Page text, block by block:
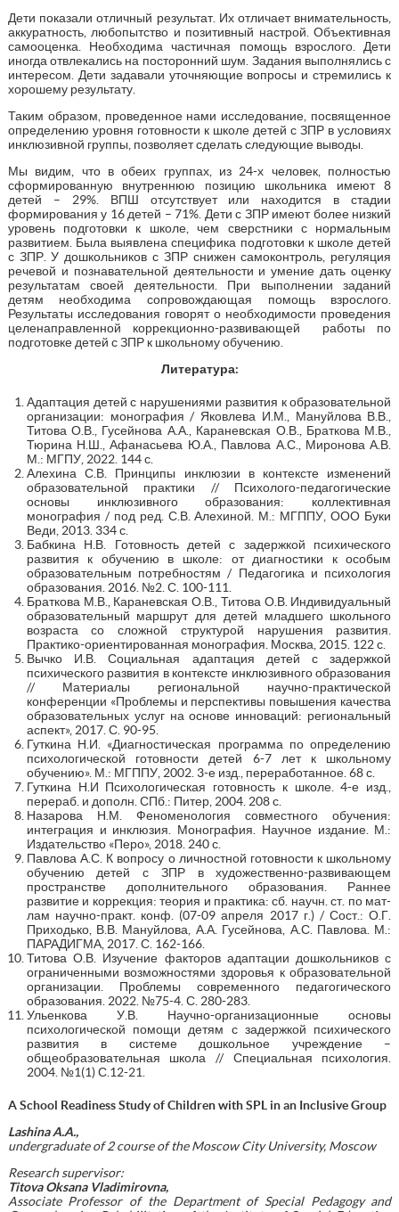
Дети показали отличный результат. Их отличает внимательность,
аккуратность, любопытство и позитивный настрой. Объективная
самооценка. Необходима частичная помощь взрослого. Дети
иногда отвлекались на посторонний шум. Задания выполнялись с
интересом. Дети задавали уточняющие вопросы и стремились к
хорошему результату.
Таким образом, проведенное нами исследование, посвященное
определению уровня готовности к школе детей с ЗПР в условиях
инклюзивной группы, позволяет сделать следующие выводы.
Мы видим, что в обеих группах, из 24-х человек, полностью
сформированную внутреннюю позицию школьника имеют 8
детей – 29%. ВПШ отсутствует или находится в стадии
формирования у 16 детей – 71%. Дети с ЗПР имеют более низкий
уровень подготовки к школе, чем сверстники с нормальным
развитием. Была выявлена специфика подготовки к школе детей
с ЗПР. У дошкольников с ЗПР снижен самоконтроль, регуляция
речевой и познавательной деятельности и умение дать оценку
результатам своей деятельности. При выполнении заданий
детям необходима сопровождающая помощь взрослого.
Результаты исследования говорят о необходимости проведения
целенаправленной коррекционно-развивающей работы по
подготовке детей с ЗПР к школьному обучению.
Литература:
Адаптация детей с нарушениями развития к образовательной
организации: монография / Яковлева И.М., Мануйлова В.В.,
Титова О.В., Гусейнова А.А., Караневская О.В., Браткова М.В.,
Тюрина Н.Ш., Афанасьева Ю.А., Павлова А.С., Миронова А.В.
М.: МГПУ, 2022. 144 с.
Алехина С.В. Принципы инклюзии в контексте изменений
образовательной практики // Психолого-педагогические
основы инклюзивного образования: коллективная
монография / под ред. С.В. Алехиной. М.: МГППУ, ООО Буки
Веди, 2013. 334 с.
Бабкина Н.В. Готовность детей с задержкой психического
развития к обучению в школе: от диагностики к особым
образовательным потребностям / Педагогика и психология
образования. 2016. №2. С. 100-111.
Браткова М.В., Караневская О.В., Титова О.В. Индивидуальный
образовательный маршрут для детей младшего школьного
возраста со сложной структурой нарушения развития.
Практико-ориентированная монография. Москва, 2015. 122 с.
Вычко И.В. Социальная адаптация детей с задержкой
психического развития в контексте инклюзивного образования
// Материалы региональной научно-практической
конференции «Проблемы и перспективы повышения качества
образовательных услуг на основе инноваций: региональный
аспект», 2017. С. 90-95.
Гуткина Н.И. «Диагностическая программа по определению
психологической готовности детей 6-7 лет к школьному
обучению». М.: МГППУ, 2002. 3-е изд., переработанное. 68 с.
Гуткина Н.И Психологическая готовность к школе. 4-е изд.,
перераб. и дополн. СПб.: Питер, 2004. 208 с.
Назарова Н.М. Феноменология совместного обучения:
интеграция и инклюзия. Монография. Научное издание. М.:
Издательство «Перо», 2018. 240 с.
Павлова А.С. К вопросу о личностной готовности к школьному
обучению детей с ЗПР в художественно-развивающем
пространстве дополнительного образования. Раннее
развитие и коррекция: теория и практика: сб. научн. ст. по мат-
лам научно-практ. конф. (07-09 апреля 2017 г.) / Сост.: О.Г.
Приходько, В.В. Мануйлова, А.А. Гусейнова, А.С. Павлова. М.:
ПАРАДИГМА, 2017. С. 162-166.
Титова О.В. Изучение факторов адаптации дошкольников с
ограниченными возможностями здоровья к образовательной
организации. Проблемы современного педагогического
образования. 2022. №75-4. С. 280-283.
Ульенкова У.В. Научно-организационные основы
психологической помощи детям с задержкой психического
развития в системе дошкольное учреждение –
общеобразовательная школа // Специальная психология.
2004. №1(1) С.12-21.
A School Readiness Study of Children with SPL in an Inclusive Group
Lashina A.A.,
undergraduate of 2 course of the Moscow City University, Moscow
Research supervisor:
Titova Oksana Vladimirovna,
Associate Professor of the Department of Special Pedagogy and